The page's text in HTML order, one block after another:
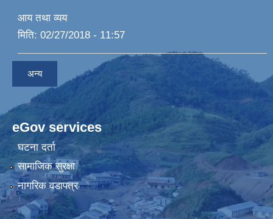
आय तथा व्यय
मिति: 02/27/2018 - 11:57
अन्य
eGov services
घटना दर्ता
सामाजिक सुरक्षा
नागरिक वडापत्र